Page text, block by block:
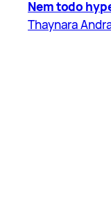
Nem todo
Thaynara